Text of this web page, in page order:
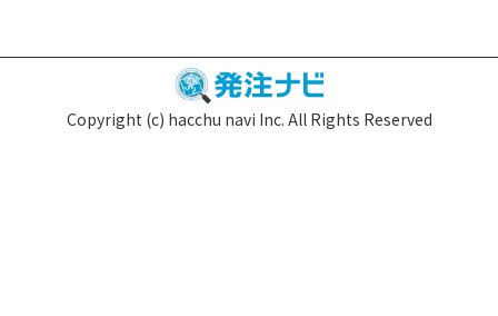
Copyright (c) hacchu navi Inc. All Rights Reserved